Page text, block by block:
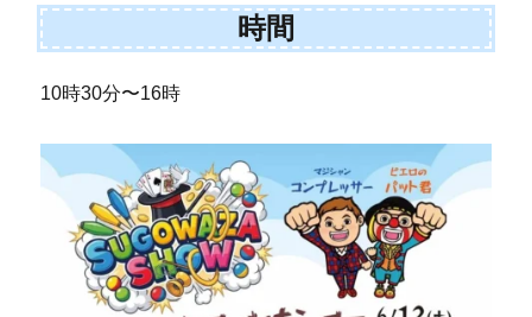
時間
10時30分〜16時